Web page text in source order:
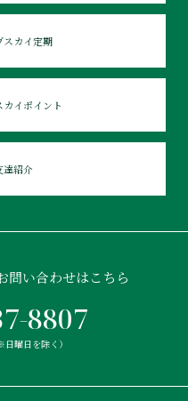
スカイ定期
カイポイント
達紹介
問い合わせはこちら
8807
曜日を除く）